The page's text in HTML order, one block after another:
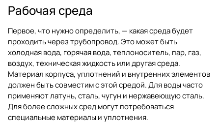
Рабочая среда
Первое, что нужно определить, — какая среда будет
проходить через трубопровод. Это может быть
холодная вода, горячая вода, теплоноситель, пар, газ,
воздух, техническая жидкость или другая среда.
Материал корпуса, уплотнений и внутренних элементов
должен быть совместим с этой средой. Для воды часто
применяют латунь, сталь, чугун и нержавеющую сталь.
Для более сложных сред могут потребоваться
специальные материалы и уплотнения.